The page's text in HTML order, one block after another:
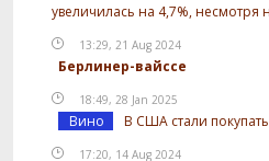
увеличилась на 4,7%,
13:29, 21 Aug 2024
Берлинер-вайссе
18:49, 28 Jan 2025
Вино В США стали
17:20, 14 Aug 2024